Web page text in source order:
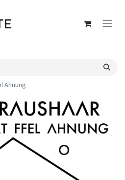
Ahnung